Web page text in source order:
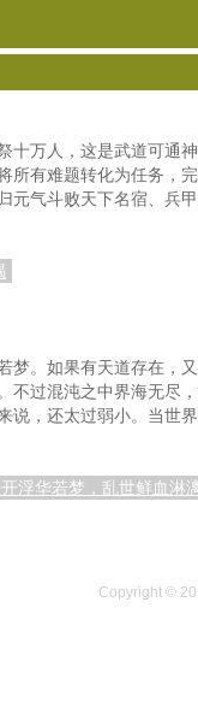
十万人，这是武道可通
所有难题转化为任务，
元气斗败天下名宿、兵
梦。如果有天道存在，
不过混沌之中界海无尽
说，还太过弱小。当世
浮华若梦，乱世鲜血淋
Copyright ©